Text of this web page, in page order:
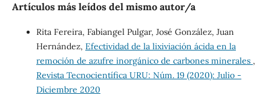
Artículos más leídos del mismo autor/a
Rita Fereira, Fabiangel Pulgar, José González, Juan
Hernández, Efectividad de la lixiviación ácida en la
remoción de azufre inorgánico de carbones minerales ,
Revista Tecnocientífica URU: Núm. 19 (2020): Julio -
Diciembre 2020